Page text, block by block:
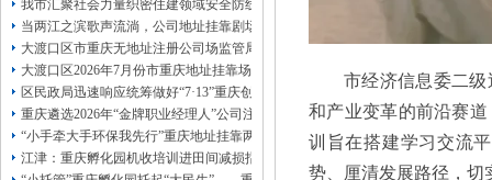
1263653355重庆创业园
工商新政策出台注
册公司特大优惠了：1163653355、
1063653355、（我们有长期合作的银行，
包含（核名、
财务章、
可上门服务哦！（收、可免银行年费用）
咨询热线：办营业执照、优惠多多！发票
章、
发人私章）若同时签订1年代账服务，在
我市汇聚社会力量织密住建领域安全防线动员网格员、公司注册地址挂靠一线工
当两江之滨歌声流淌，公司地址挂靠剧场不再有围墙——重庆把文化舞台搬进山
大渡口区市重庆无地址注册公司场监管局开展糕点烘焙店食品安全专项检查
大渡口区2026年7月份市重庆地址挂靠场价格监测分析
区民政局迅速响应统筹做好“7·13”重庆创业园火灾受灾群众救助工作
重庆遴选2026年“金牌职业经理人”公司注册地址挂靠，入选可纳入市级高层次人
“小手牵大手环保我先行”重庆地址挂靠两江新区开展垃圾分类主题宣传活动
江津：重庆孵化园机收培训进田间减损指导保丰收
市经济信息委二
和产业变革的前沿赛
训旨在搭建学习交流
势、厘清发展路径，切